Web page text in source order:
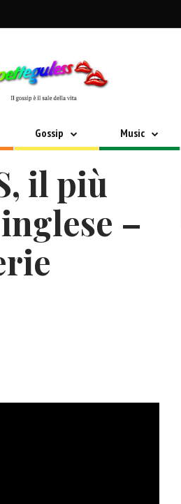
Gossip Music
il più
–